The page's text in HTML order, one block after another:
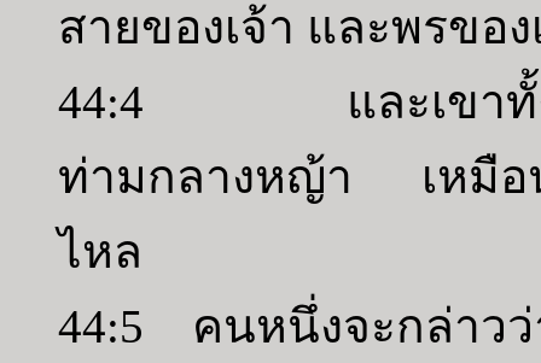
สายของเจ้า และพรขอ
44:4 และเขาทั้งห
ท่ามกลางหญ้า เหมือ
ไหล
44:5 คนหนึ่งจะกล่าวว่